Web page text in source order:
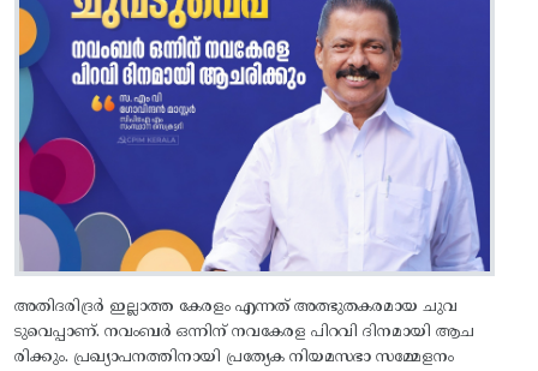
അതിദരിദ്രർ ഇല്ലാത്ത കേരളം എന്നത് അത്ഭുതകരമായ ചുവ
ടുവെപ്പാണ്. നവംബർ ഒന്നിന് നവകേരള പിറവി ദിനമായി ആച
രിക്കും. പ്രഖ്യാപനത്തിനായി പ്രത്യേക നിയമസഭാ സമ്മേളനം